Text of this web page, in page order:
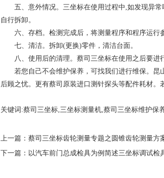
五、意外情况。三坐标在使用过程中,如发现异常
自行拆卸。
六、存档。检测完成后，将测量程序和程序运行
七、清洁。拆卸(更换)零件，清洁台面。
八、使用后的清理。蔡司三坐标在使用之后要进
若您自己不会维护保养，可找我们进行维保。昆
后顾之忧。更有蔡司原装进口测针探头等配件耗材。
关键词:蔡司三坐标,三坐标测量机,蔡司三坐标维护保
上一篇： 蔡司三坐标齿轮测量专题之圆锥齿轮测量方
下一篇： 以汽车前门总成检具为例简述三坐标调试检